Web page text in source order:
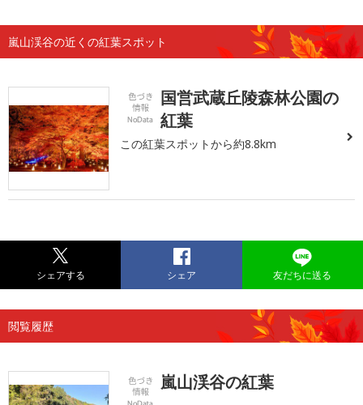
嵐山渓谷の近くの紅葉スポット
国営武蔵丘陵森林公園の
紅葉
この紅葉スポットから約8.8km
シェアする シェア 友だちに送る
閲覧履歴
嵐山渓谷の紅葉